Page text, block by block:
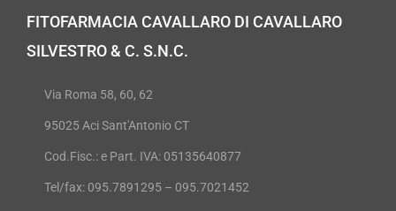
FITOFARMACIA CAVALLARO DI CAVALLARO
SILVESTRO & C. S.N.C.
Via Roma 58, 60, 62
95025 Aci Sant'Antonio CT
Cod.Fisc.: e Part. IVA: 05135640877
Tel/fax: 095.7891295 – 095.7021452